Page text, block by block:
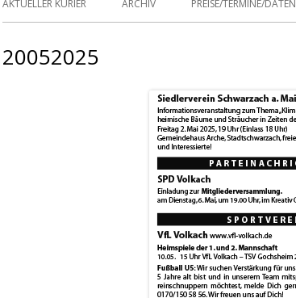
AKTUELLER KURIER ARCHIV PREISE/TERMINE/DATEN
20052025